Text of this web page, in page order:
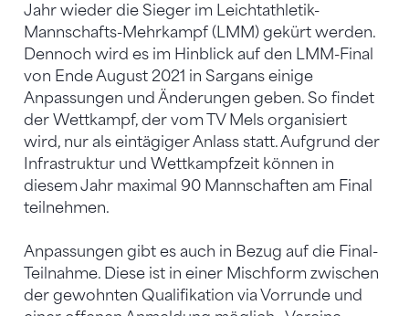
Jahr wieder die Sieger im Leichtathletik-
Mannschafts-Mehrkampf (LMM) gekürt werden.
Dennoch wird es im Hinblick auf den LMM-Final
von Ende August 2021 in Sargans einige
Anpassungen und Änderungen geben. So findet
der Wettkampf, der vom TV Mels organisiert
wird, nur als eintägiger Anlass statt. Aufgrund der
Infrastruktur und Wettkampfzeit können in
diesem Jahr maximal 90 Mannschaften am Final
teilnehmen.
Anpassungen gibt es auch in Bezug auf die Final-
Teilnahme. Diese ist in einer Mischform zwischen
der gewohnten Qualifikation via Vorrunde und